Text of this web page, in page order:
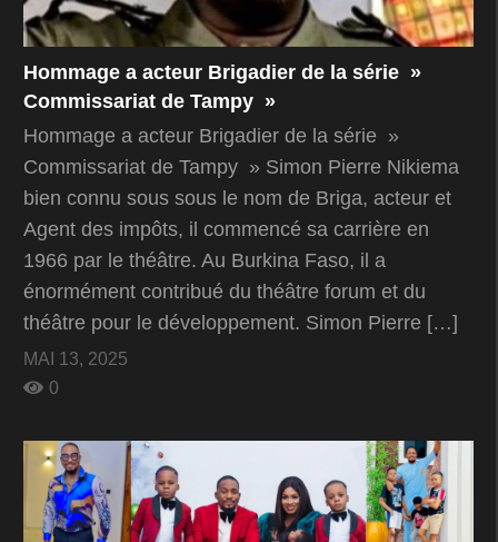
Hommage a acteur Brigadier de la série »
Commissariat de Tampy »
Hommage a acteur Brigadier de la série »
Commissariat de Tampy » Simon Pierre Nikiema
bien connu sous sous le nom de Briga, acteur et
Agent des impôts, il commencé sa carrière en
1966 par le théâtre. Au Burkina Faso, il a
énormément contribué du théâtre forum et du
théâtre pour le développement. Simon Pierre […]
MAI 13, 2025
0